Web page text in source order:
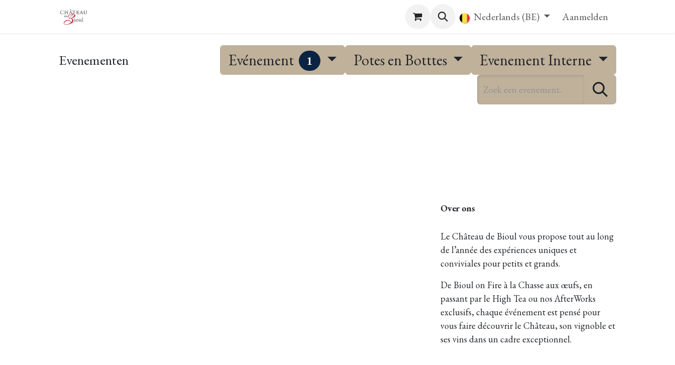
Overslaan naar inhoud Shop Contact Nederlands (BE) Aanmelden
Evenementen Evénement 1 Potes en Botttes Evenement Interne
Over ons
Le Château de Bioul vous propose tout au long
de l’année des expériences uniques et
conviviales pour petits et grands.
De Bioul on Fire à la Chasse aux œufs, en
passant par le High Tea ou nos AfterWorks
exclusifs, chaque événement est pensé pour
vous faire découvrir le Château, son vignoble et
ses vins dans un cadre exceptionnel.